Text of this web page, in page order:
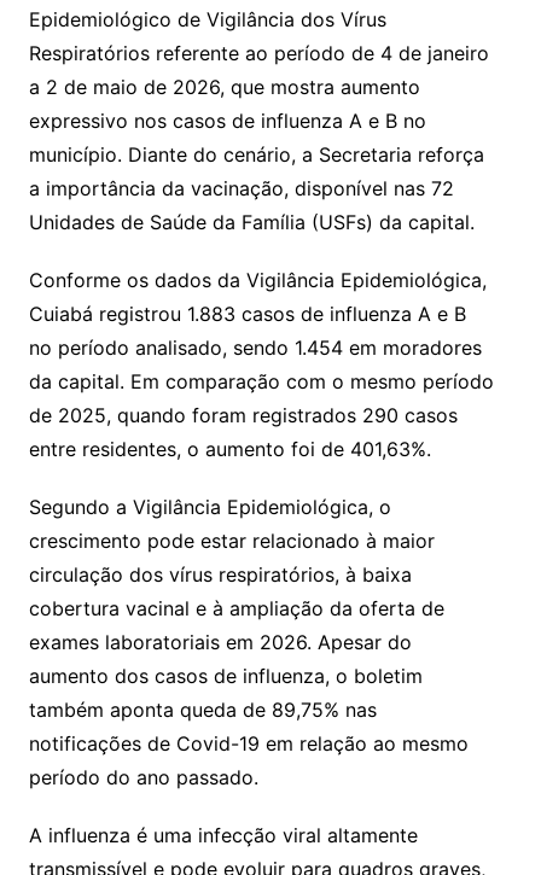
Epidemiológico de Vigilância dos Vírus
Respiratórios referente ao período de 4 de janeiro
a 2 de maio de 2026, que mostra aumento
expressivo nos casos de influenza A e B no
município. Diante do cenário, a Secretaria reforça
a importância da vacinação, disponível nas 72
Unidades de Saúde da Família (USFs) da capital.
Conforme os dados da Vigilância Epidemiológica,
Cuiabá registrou 1.883 casos de influenza A e B
no período analisado, sendo 1.454 em moradores
da capital. Em comparação com o mesmo período
de 2025, quando foram registrados 290 casos
entre residentes, o aumento foi de 401,63%.
Segundo a Vigilância Epidemiológica, o
crescimento pode estar relacionado à maior
circulação dos vírus respiratórios, à baixa
cobertura vacinal e à ampliação da oferta de
exames laboratoriais em 2026. Apesar do
aumento dos casos de influenza, o boletim
também aponta queda de 89,75% nas
notificações de Covid-19 em relação ao mesmo
período do ano passado.
A influenza é uma infecção viral altamente
transmissível e pode evoluir para quadros graves,